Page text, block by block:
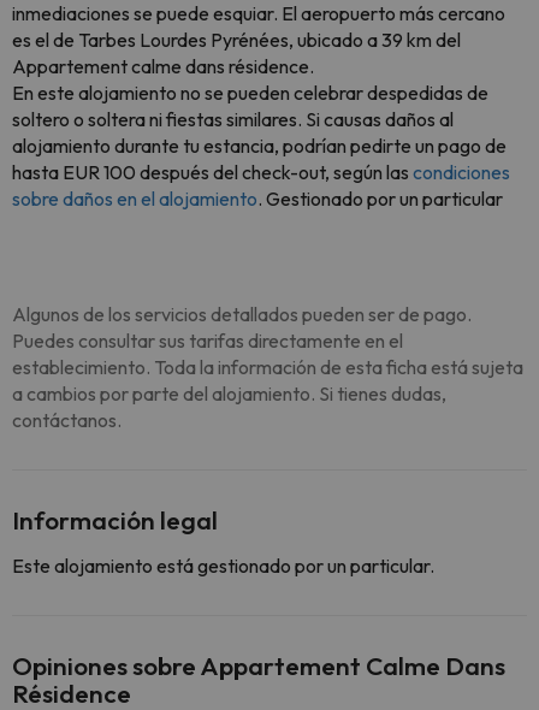
inmediaciones se puede esquiar. El aeropuerto más cercano
es el de Tarbes Lourdes Pyrénées, ubicado a 39 km del
Appartement calme dans résidence.
En este alojamiento no se pueden celebrar despedidas de
soltero o soltera ni fiestas similares. Si causas daños al
alojamiento durante tu estancia, podrían pedirte un pago de
hasta EUR 100 después del check-out, según las condiciones
sobre daños en el alojamiento. Gestionado por un particular
Algunos de los servicios detallados pueden ser de pago.
Puedes consultar sus tarifas directamente en el
establecimiento. Toda la información de esta ficha está sujeta
a cambios por parte del alojamiento. Si tienes dudas,
contáctanos.
Información legal
Este alojamiento está gestionado por un particular.
Opiniones sobre Appartement Calme Dans
Résidence